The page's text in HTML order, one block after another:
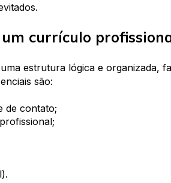
currículo
estrutura lógica e organizada,
são:
de contato;